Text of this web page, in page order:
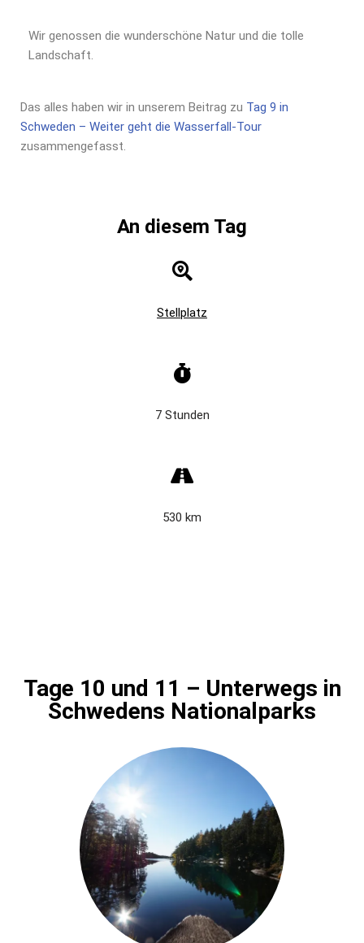
Wir genossen die wunderschöne Natur und die tolle
Landschaft.
Das alles haben wir in unserem Beitrag zu Tag 9 in
Schweden – Weiter geht die Wasserfall-Tour
zusammengefasst.
An diesem Tag
Stellplatz
7 Stunden
530 km
Tage 10 und 11 – Unterwegs in
Schwedens Nationalparks